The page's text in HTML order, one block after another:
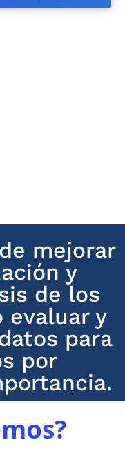
mejorar
y
de los
evaluar y
para
por